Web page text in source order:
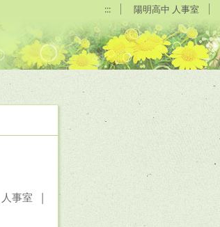
::: 陽明高中 人事室
人事室 |